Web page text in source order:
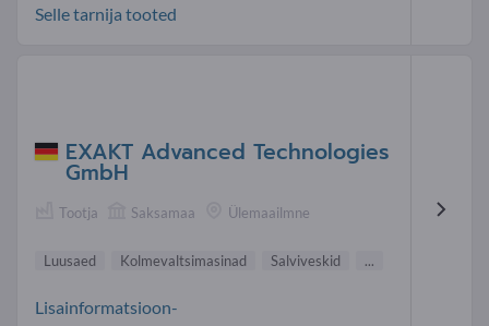
Selle tarnija tooted
EXAKT Advanced Technologies
GmbH
Tootja Saksamaa Ülemaailmne
Luusaed Kolmevaltsimasinad Salviveskid ...
Lisainformatsioon-